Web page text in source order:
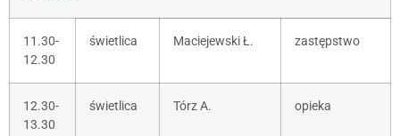
11.30-
12.30
świetlica Maciejewski Ł. zastępstwo
12.30-
13.30
świetlica Tórz A. opieka